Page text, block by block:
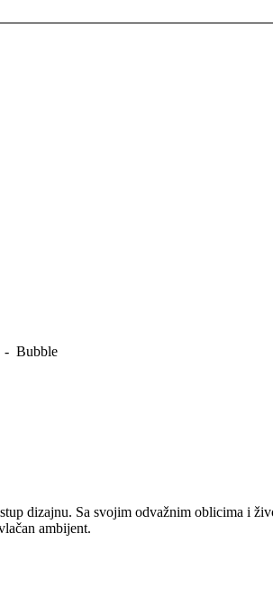
- Bubble
dizajnu. Sa svojim odvažnim oblicima i
ambijent.